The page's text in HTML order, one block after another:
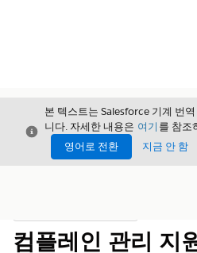
닫기
본 텍스트는 Salesforce 기계 번
니다. 자세한 내용은 여기 를 참조
영어로 전환
지금 안 함
컴플레인 관리 지